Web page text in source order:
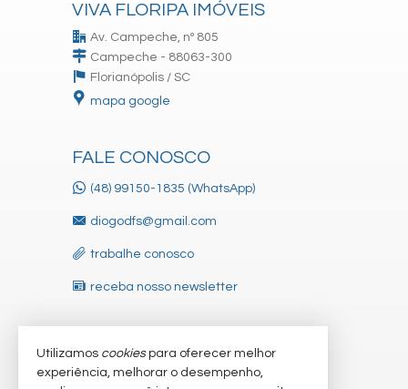
VIVA FLORIPA IMÓVEIS
Av. Campeche, nº 805
Campeche - 88063-300
Florianópolis / SC
mapa google
FALE CONOSCO
(48) 99150-1835 (WhatsApp)
diogodfs@gmail.com
trabalhe conosco
receba nosso newsletter
VEJA MAIS
Utilizamos cookiespara oferecer melhor
experiência, melhorar o desempenho,